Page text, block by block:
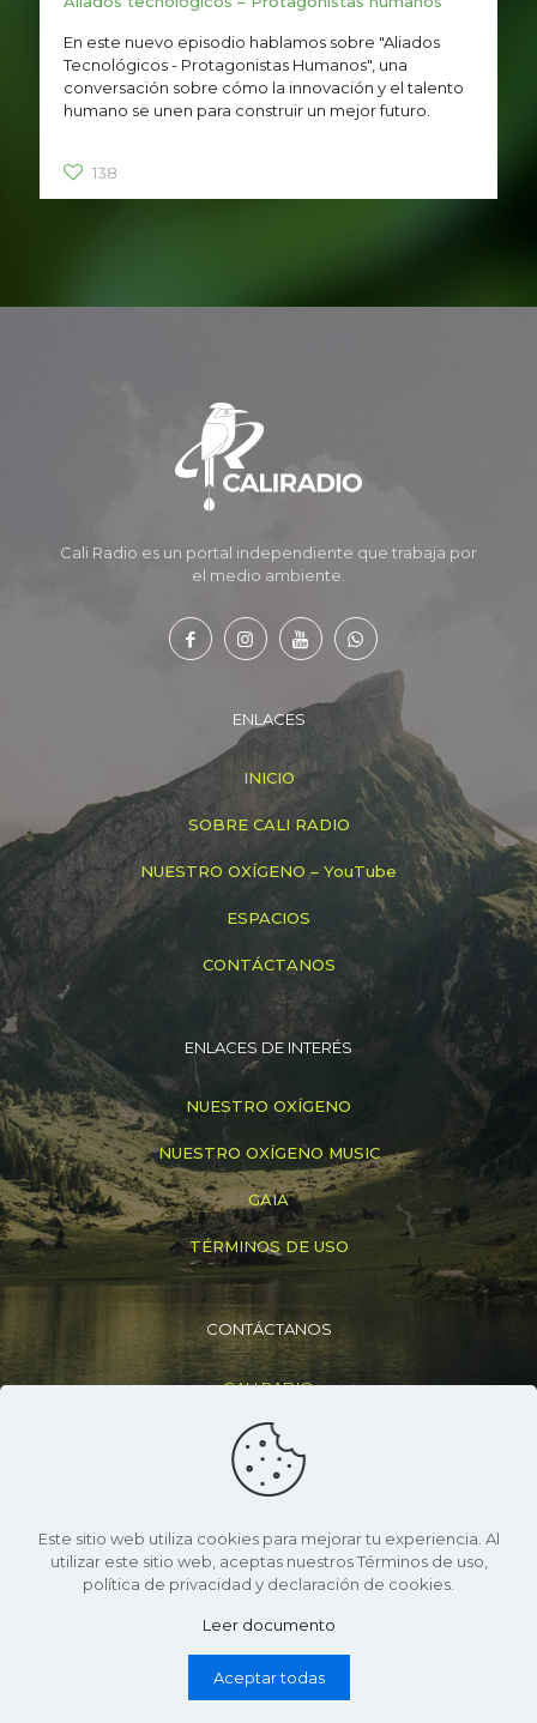
En este nuevo episodio hablamos sobre "Aliados
Tecnológicos - Protagonistas Humanos", una
conversación sobre cómo la innovación y el talento
humano se unen para construir un mejor futuro.
138
Cali Radio es un portal independiente que trabaja por
el medio ambiente.
ENLACES
INICIO
SOBRE CALI RADIO
NUESTRO OXÍGENO – YouTube
ESPACIOS
CONTÁCTANOS
ENLACES DE INTERÉS
NUESTRO OXÍGENO
NUESTRO OXÍGENO MUSIC
GAIA
TÉRMINOS DE USO
CONTÁCTANOS
CALI RADIO
+(57) 316 830 6307
info@caliradio.co
© 2026 Cali Radio | Todos Los Derechos Reservados |
Desarrollo Neuro Pixel
Este sitio web utiliza cookies para mejorar tu experiencia. Al
utilizar este sitio web, aceptas nuestros Términos de uso,
política de privacidad y declaración de cookies.
Leer documento
Aceptar todas